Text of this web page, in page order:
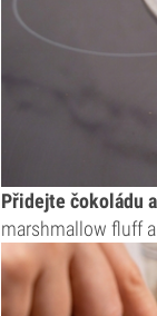
Přidejte čokoládu
marshmallow fluff